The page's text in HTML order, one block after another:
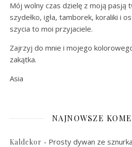
Mój wolny czas dzielę z moją pasją
szydełko, igła, tamborek, koraliki i
szycia to moi przyjaciele.
Zajrzyj do mnie i mojego
zakątka.
Asia
NAJNOWSZE
Kaldekor - Prosty dywan ze sznurka